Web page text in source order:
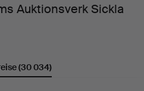
Auktionsverk Sickla
(30 034)